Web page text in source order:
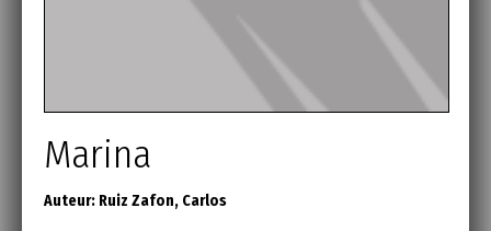
Marina
Auteur: Ruiz Zafon, Carlos